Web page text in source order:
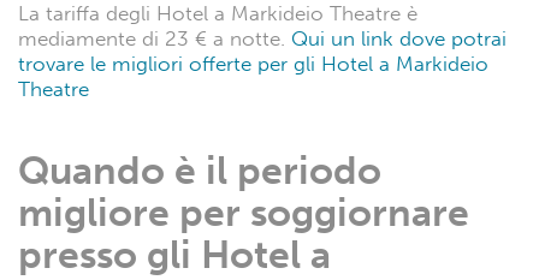
La tariffa degli Hotel a Markideio Theatre è
mediamente di 23 € a notte. Qui un link dove potrai
trovare le migliori offerte per gli Hotel a Markideio
Theatre
Quando è il periodo
migliore per soggiornare
presso gli Hotel a